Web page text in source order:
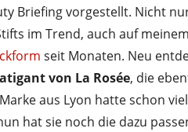
Briefing vorgestellt. Nicht
im Trend, auch auf
seit Monaten. Neu
von La Rosée, die
aus Lyon hatte schon
hat sie noch die dazu